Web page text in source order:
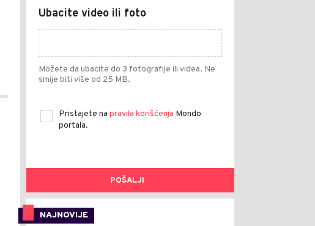
Ubacite video ili foto
Možete da ubacite do 3 fotografije ili videa. Ne
smije biti više od 25 MB.
Pristajete na pravila korišćenja Mondo
portala.
POŠALJI
NAJNOVIJE